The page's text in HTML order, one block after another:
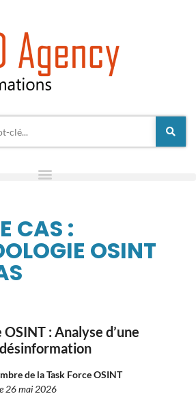
CAS :
OSINT
: Analyse d’une
de la Task Force OSINT
26 mai 2026